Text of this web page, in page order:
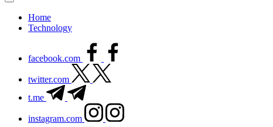
Home
Technology
facebook.com
twitter.com
t.me
instagram.com